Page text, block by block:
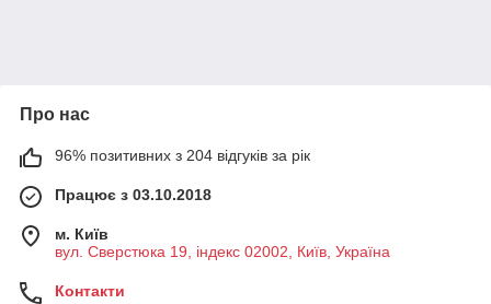
Про нас
96% позитивних з 204 відгуків за рік
Працює з 03.10.2018
м. Київ
вул. Сверстюка 19, індекс 02002, Київ, Україна
Контакти